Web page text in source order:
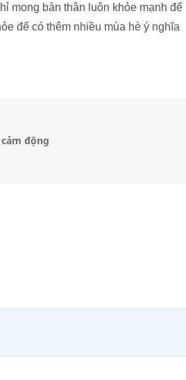
mong bản thân luôn khỏe mạnh để
để có thêm nhiều mùa hè ý nghĩa
động